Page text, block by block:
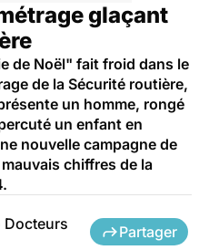
glaçant
de Noël" fait froid dans le
de la Sécurité routière,
un homme, rongé
un enfant en
nouvelle campagne de
chiffres de la
Docteurs Partager